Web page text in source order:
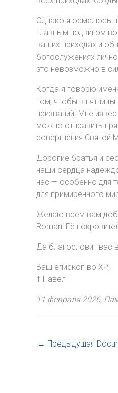
Однако я осмелюсь
главным подвигом
ваших приходах и
богослужениях
это невозможно в
Когда я говорю
том, чтобы в
призваний. Мне
можно отправить
совершения Святой
Дорогие братья и
наши сердца
нас — особенно для
для примирённого
Желаю всем вам
Romani Её
Да благословит вас
Ваш епископ во ХР,
† Павел
11 февраля 2026,
← Предыдущая